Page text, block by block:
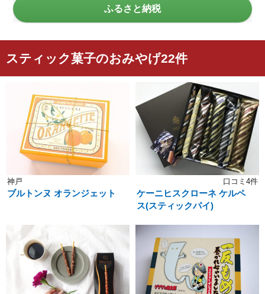
ふるさと納税
スティック菓子のおみやげ22件
神戸
ブルトンヌ オランジェット
口コミ4件
ケーニヒスクローネ ケルペ
ス(スティックパイ)